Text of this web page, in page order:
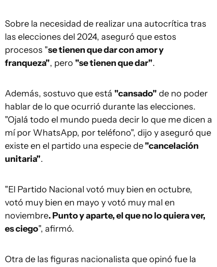
Sobre la necesidad de realizar una autocrítica tras
las elecciones del 2024, aseguró que estos
procesos "se tienen que dar con amor y
franqueza", pero "se tienen que dar".
Además, sostuvo que está "cansado" de no poder
hablar de lo que ocurrió durante las elecciones.
"Ojalá todo el mundo pueda decir lo que me dicen a
mí por WhatsApp, por teléfono", dijo y aseguró que
existe en el partido una especie de"cancelación
unitaria".
"El Partido Nacional votó muy bien en octubre,
votó muy bien en mayo y votó muy mal en
noviembre. Punto y aparte, el que no lo quiera ver,
es ciego", afirmó.
Otra de las figuras nacionalista que opinó fue la